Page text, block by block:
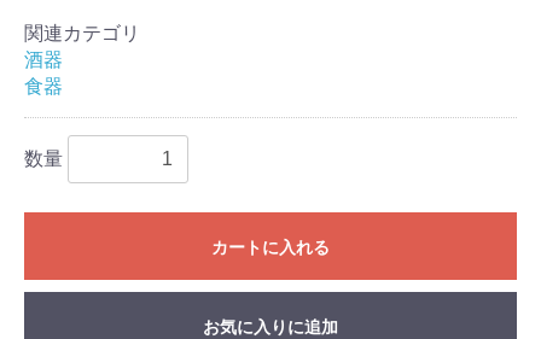
関連カテゴリ
酒器
食器
数量
カートに入れる
お気に入りに追加